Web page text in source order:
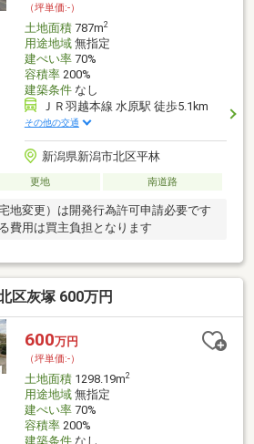
（坪単価:-）
土地面積787m2
用途地域無指定
建ぺい率70%
容積率200%
建築条件なし
ＪＲ羽越本線 水原駅 徒歩5.1km
その他の交通
新潟県新潟市北区平林
更地 南道路
地変更）は開発行為許可申請必要です
費用は買主負担となります
区灰塚 600万円
600万円
（坪単価:-）
土地面積1298.19m2
用途地域無指定
建ぺい率70%
容積率200%
建築条件なし